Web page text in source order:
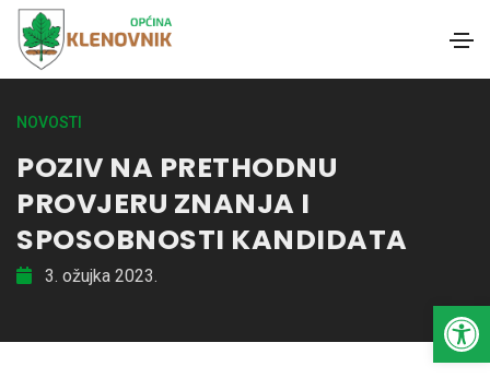
Open toolbar
NOVOSTI
POZIV NA PRETHODNU
PROVJERU ZNANJA I
SPOSOBNOSTI KANDIDATA
3. ožujka 2023.